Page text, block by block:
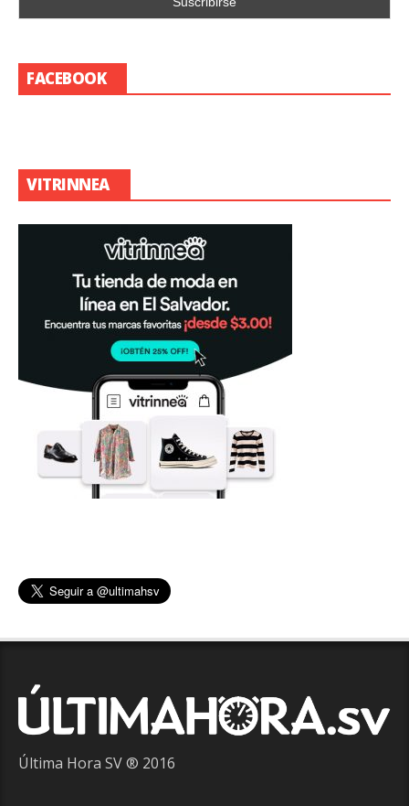
FACEBOOK
VITRINNEA
Última Hora SV ® 2016